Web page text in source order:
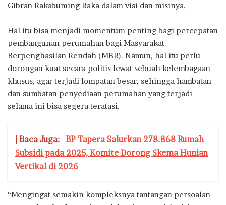
Gibran Rakabuming Raka dalam visi dan misinya.
Hal itu bisa menjadi momentum penting bagi percepatan
pembangunan perumahan bagi Masyarakat
Berpenghasilan Rendah (MBR). Namun, hal itu perlu
dorongan kuat secara politis lewat sebuah kelembagaan
khusus, agar terjadi lompatan besar, sehingga hambatan
dan sumbatan penyediaan perumahan yang terjadi
selama ini bisa segera teratasi.
| Baca Juga: BP Tapera Salurkan 278.868 Rumah
Subsidi pada 2025, Komite Dorong Skema Hunian
Vertikal di 2026
“Mengingat semakin kompleksnya tantangan persoalan